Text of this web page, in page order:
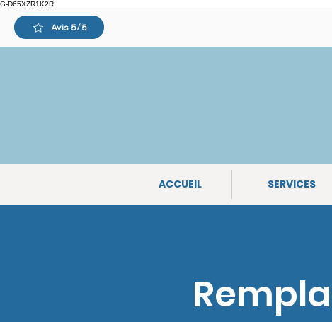
G-D65XZR1K2R
Avis 5/5
ACCUEIL SERVICES